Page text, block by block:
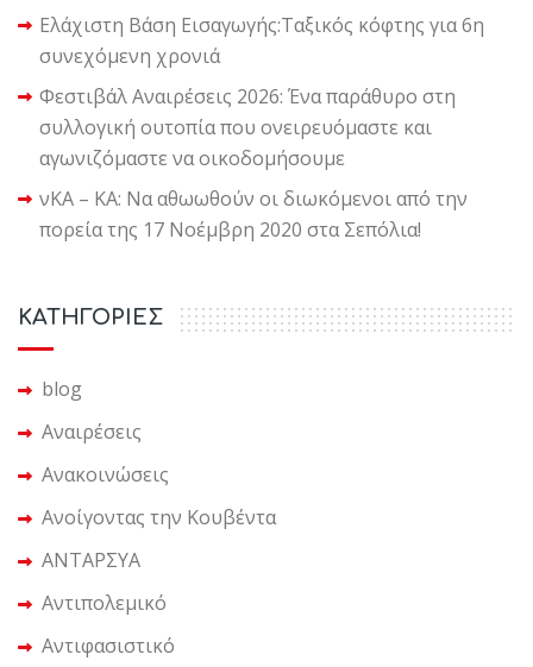
Ελάχιστη Βάση Εισαγωγής:Ταξικός κόφτης για 6η
συνεχόμενη χρονιά
Φεστιβάλ Αναιρέσεις 2026: Ένα παράθυρο στη
συλλογική ουτοπία που ονειρευόμαστε και
αγωνιζόμαστε να οικοδομήσουμε
νΚΑ – ΚΑ: Να αθωωθούν οι διωκόμενοι από την
πορεία της 17 Νοέμβρη 2020 στα Σεπόλια!
KΑΤΗΓΟΡΙΕΣ
blog
Αναιρέσεις
Ανακοινώσεις
Ανοίγοντας την Κουβέντα
ΑΝΤΑΡΣΥΑ
Αντιπολεμικό
Αντιφασιστικό